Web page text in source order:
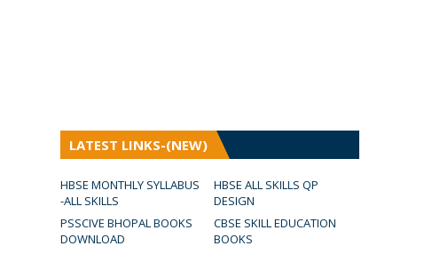
LATEST LINKS-(NEW)
HBSE MONTHLY SYLLABUS
-ALL SKILLS
HBSE ALL SKILLS QP
DESIGN
PSSCIVE BHOPAL BOOKS
DOWNLOAD
CBSE SKILL EDUCATION
BOOKS